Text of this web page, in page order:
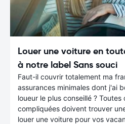
Louer une voiture en
à notre label Sans souci
Faut-il couvrir totalement ma
assurances minimales dont j'ai
loueur le plus conseillé ? Toutes
compliquées doivent trouver
louer une voiture pour vos